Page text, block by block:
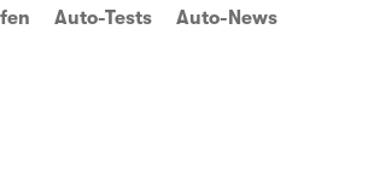
Auto-Tests Auto-News